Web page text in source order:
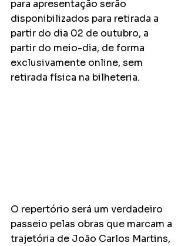
para apresentação serão
disponibilizados para retirada a
partir do dia 02 de outubro, a
partir do meio-dia, de forma
exclusivamente online, sem
retirada física na bilheteria.
O repertório será um verdadeiro
passeio pelas obras que marcam a
trajetória de João Carlos Martins,